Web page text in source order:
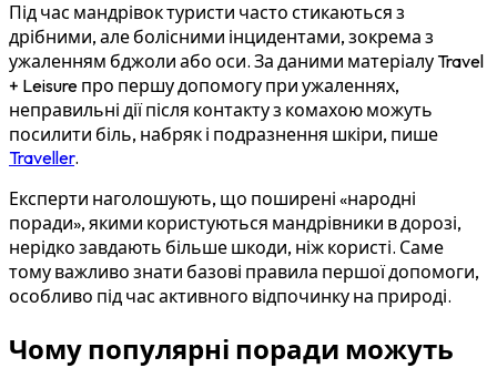
Під час мандрівок туристи часто стикаються з
дрібними, але болісними інцидентами, зокрема з
ужаленням бджоли або оси. За даними матеріалу Travel
+ Leisure про першу допомогу при ужаленнях,
неправильні дії після контакту з комахою можуть
посилити біль, набряк і подразнення шкіри, пише
Traveller.
Експерти наголошують, що поширені «народні
поради», якими користуються мандрівники в дорозі,
нерідко завдають більше шкоди, ніж користі. Саме
тому важливо знати базові правила першої допомоги,
особливо під час активного відпочинку на природі.
Чому популярні поради можуть